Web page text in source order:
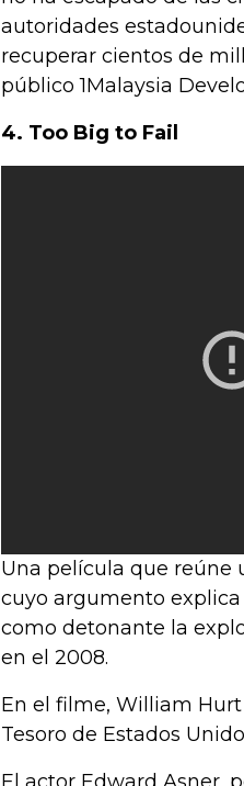
autoridades
recuperar cientos de
público 1Malaysia
4. Too Big to Fail
Una película que reúne
cuyo argumento
como detonante la
en el 2008.
En el filme, William
Tesoro de Estados